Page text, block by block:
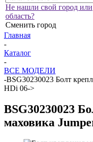
Не нашли свой город или
область?
Сменить город
Главная
-
Каталог
-
ВСЕ МОДЕЛИ
-BSG30230023 Болт
HDi 06->
BSG30230023
маховика